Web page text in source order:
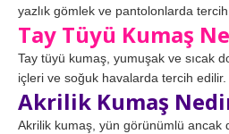
yazlık gömlek ve pantolonlarda
Tay Tüyü Kumaş
Tay tüyü kumaş, yumuşak ve sıcak
içleri ve soğuk havalarda tercih edilir.
Akrilik Kumaş
Akrilik kumaş, yün görünümlü ancak